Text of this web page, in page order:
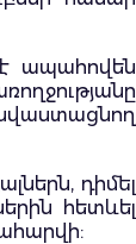
ապահովեն
դիմել
հետևել